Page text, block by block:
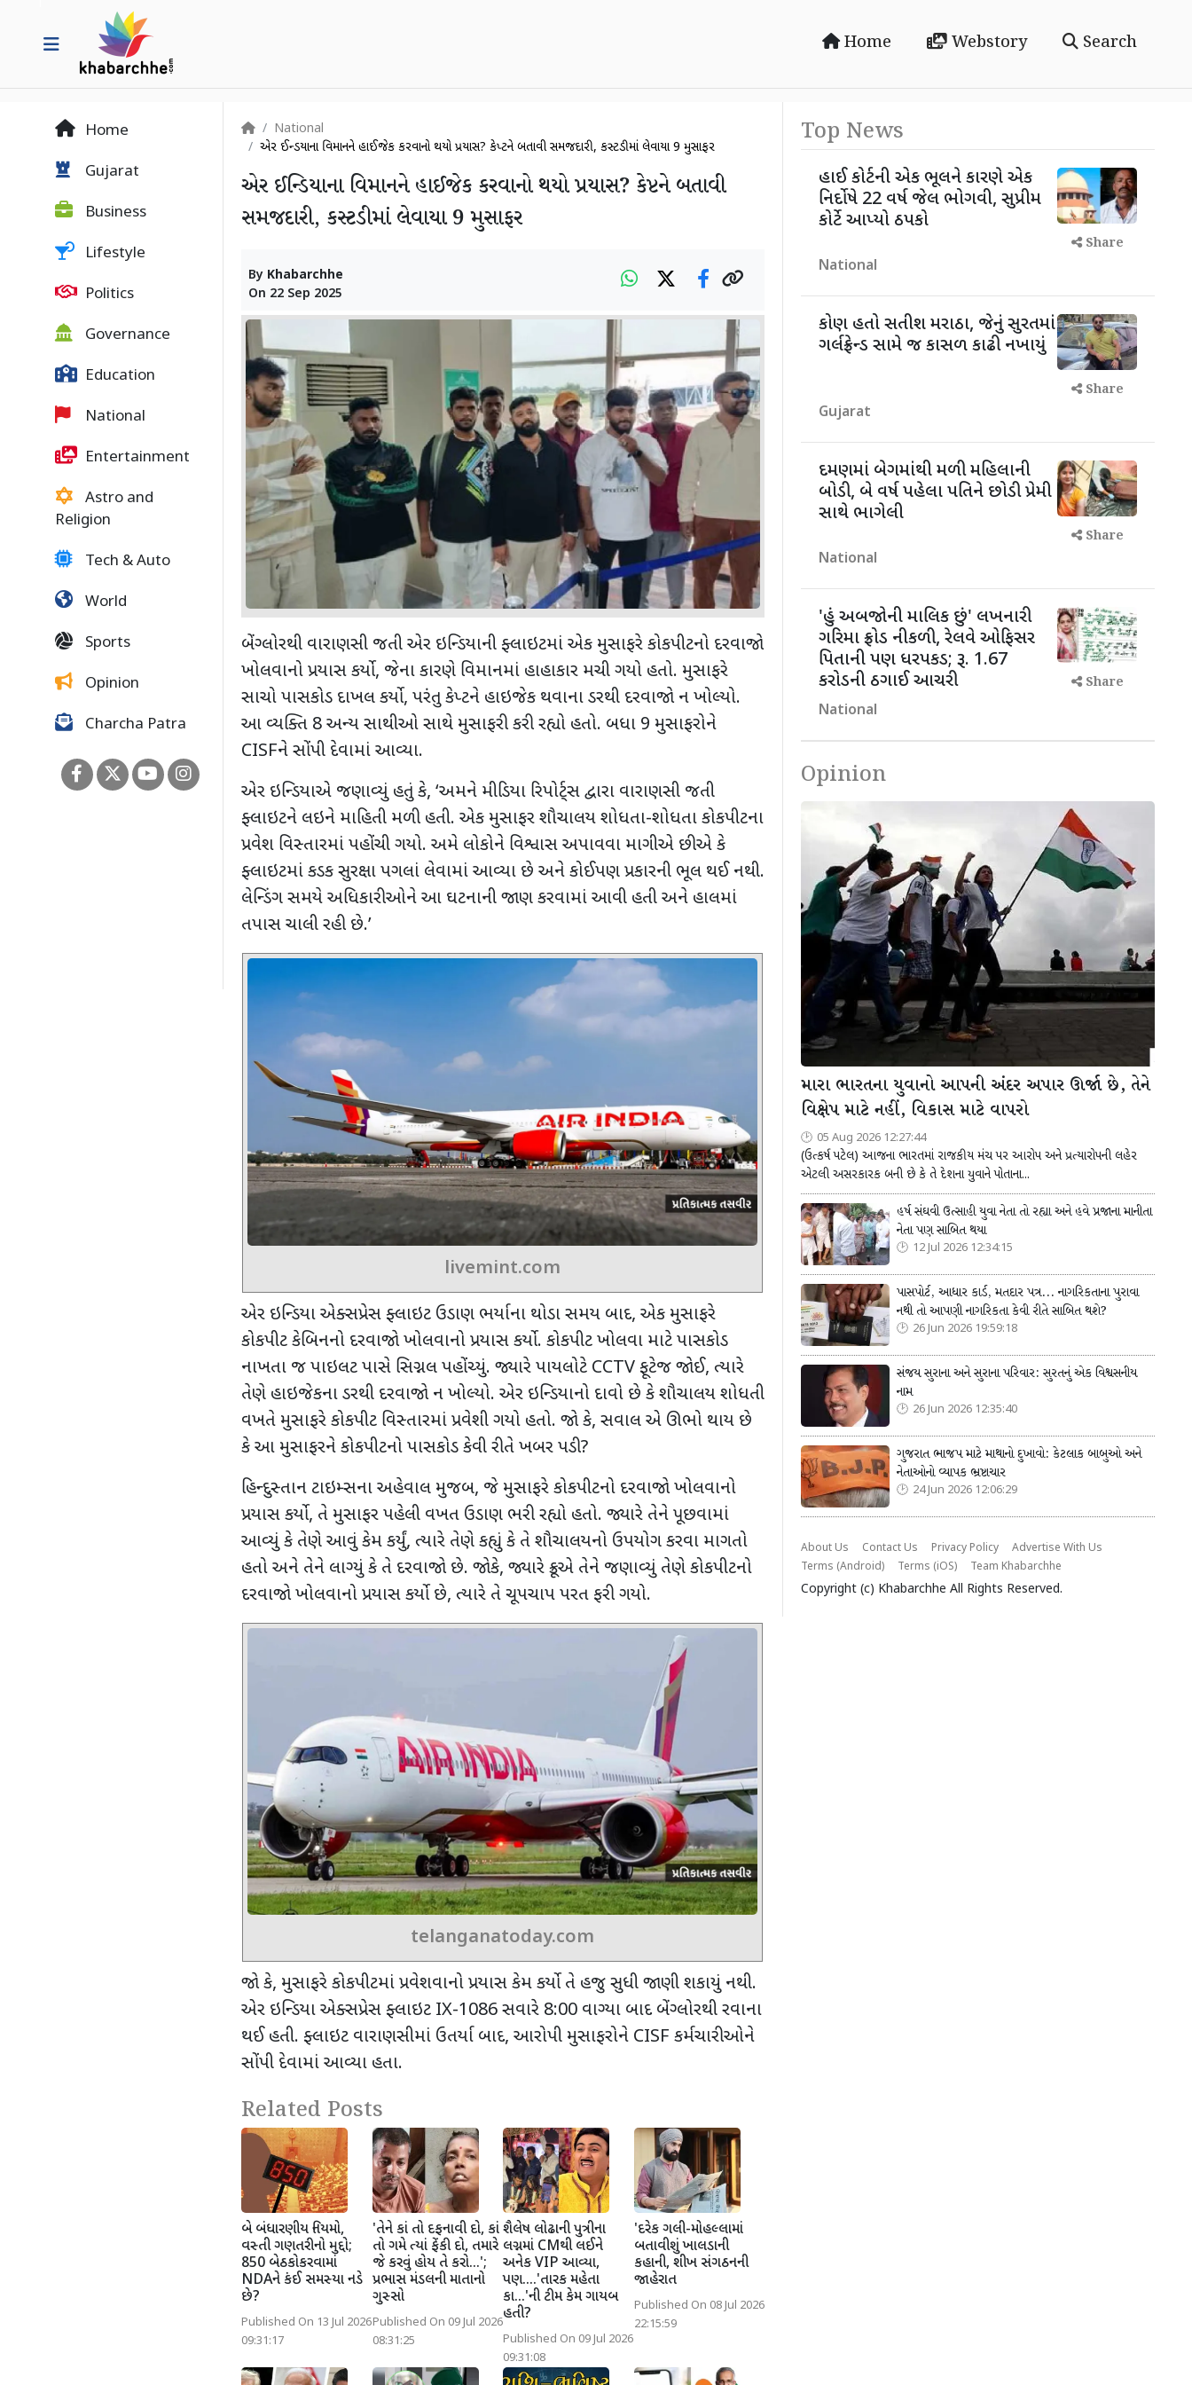
Home Webstory Search
Home
Gujarat
Business
Lifestyle
Politics
Governance
Education
National
Entertainment
Astro and
Religion
Tech & Auto
World
Sports
Opinion
Charcha Patra
National
એર ઈન્ડિયાના વિમાનને હાઈજેક કરવાનો થયો પ્રયાસ? કેપ્ટને બતાવી સમજદારી, કસ્ટડીમાં લેવાયા 9 મુસાફર
એર ઈન્ડિયાના વિમાનને હાઈજેક કરવાનો થયો પ્રયાસ? કેપ્ટને બતાવી
સમજદારી, કસ્ટડીમાં લેવાયા 9 મુસાફર
By Khabarchhe
On 22 Sep 2025
બેંગ્લોરથી વારાણસી જતી એર ઇન્ડિયાની ફ્લાઇટમાં એક મુસાફરે કોકપીટનો દરવાજો
ખોલવાનો પ્રયાસ કર્યો, જેના કારણે વિમાનમાં હાહાકાર મચી ગયો હતો. મુસાફરે
સાચો પાસકોડ દાખલ કર્યો, પરંતુ કેપ્ટને હાઇજેક થવાના ડરથી દરવાજો ન ખોલ્યો.
આ વ્યક્તિ 8 અન્ય સાથીઓ સાથે મુસાફરી કરી રહ્યો હતો. બધા 9 મુસાફરોને
CISFને સોંપી દેવામાં આવ્યા.
એર ઇન્ડિયાએ જણાવ્યું હતું કે, ‘અમને મીડિયા રિપોર્ટ્સ દ્વારા વારાણસી જતી
ફ્લાઇટને લઇને માહિતી મળી હતી. એક મુસાફર શૌચાલય શોધતા-શોધતા કોકપીટના
પ્રવેશ વિસ્તારમાં પહોંચી ગયો. અમે લોકોને વિશ્વાસ અપાવવા માગીએ છીએ કે
ફ્લાઇટમાં કડક સુરક્ષા પગલાં લેવામાં આવ્યા છે અને કોઈપણ પ્રકારની ભૂલ થઈ નથી.
લેન્ડિંગ સમયે અધિકારીઓને આ ઘટનાની જાણ કરવામાં આવી હતીઅને હાલમાં
તપાસ ચાલી રહી છે.’
livemint.com
એર ઇન્ડિયા એક્સપ્રેસ ફ્લાઇટ ઉડાણ ભર્યાના થોડા સમય બાદ, એક મુસાફરે
કોકપીટ કેબિનનો દરવાજો ખોલવાનો પ્રયાસ કર્યો. કોકપીટ ખોલવા માટે પાસકોડ
નાખતા જ પાઇલટ પાસે સિગ્નલ પહોંચ્યું. જ્યારે પાયલોટે CCTV ફૂટેજ જોઈ, ત્યારે
તેણે હાઇજેકના ડરથી દરવાજો ન ખોલ્યો. એર ઇન્ડિયાનો દાવો છે કે શૌચાલય શોધતી
વખતે મુસાફરે કોકપીટ વિસ્તારમાં પ્રવેશી ગયો હતો. જો કે, સવાલ એ ઊભો થાય છે
કે આ મુસાફરને કોકપીટનો પાસકોડ કેવી રીતે ખબર પડી?
હિન્દુસ્તાન ટાઇમ્સના અહેવાલ મુજબ, જે મુસાફરેકોકપીટનો દરવાજો ખોલવાનો
પ્રયાસ કર્યો, તે મુસાફર પહેલી વખત ઉડાણ ભરી રહ્યો હતો. જ્યારે તેને પૂછવામાં
આવ્યું કે તેણે આવું કેમ કર્યું, ત્યારે તેણે કહ્યું કે તે શૌચાલયનો ઉપયોગ કરવા માગતો
હતો અને તેને લાગ્યું કે તે દરવાજો છે. જોકે, જ્યારે ક્રૂએ તેને જણાવ્યું તેણે કોકપીટનો
દરવાજો ખોલવાનો પ્રયાસ કર્યો છે, ત્યારે તે ચૂપચાપ પરત ફરી ગયો.
telanganatoday.com
જો કે, મુસાફરે કોકપીટમાં પ્રવેશવાનો પ્રયાસ કેમ કર્યો તે હજુ સુધી જાણી શકાયું નથી.
એર ઇન્ડિયા એક્સપ્રેસ ફ્લાઇટ IX-1086સવારે 8:00 વાગ્યા બાદ બેંગ્લોરથી રવાના
થઈ હતી. ફ્લાઇટ વારાણસીમાં ઉતર્યા બાદ, આરોપી મુસાફરોને CISF કર્મચારીઓને
સોંપી દેવામાં આવ્યા હતા.
Related Posts
બે બંધારણીય નિયમો,
વસ્તી ગણતરીનો મુદ્દો;
850 બેઠકોકરવામાં
NDAને કંઈ સમસ્યા નડે
છે?
Published On 13 Jul 2026
09:31:17
'તેને કાં તો દફનાવી દો, કાં
તો ગમે ત્યાં ફેંકી દો, તમારે
જે કરવું હોય તે કરો...';
પ્રભાસ મંડલની માતાનો
ગુસ્સો
Published On 09 Jul 2026
08:31:25
શૈલેષ લોઢાની પુત્રીના
લગ્નમાં CMથી લઈને
અનેક VIP આવ્યા,
પણ....'તારક મહેતા
કા...'ની ટીમ કેમ ગાયબ
હતી?
Published On 09 Jul 2026
09:31:08
'દરેક ગલી-મોહલ્લામાં
બતાવીશું ખાલડાની
કહાની, શીખ સંગઠનની
જાહેરાત
Published On 08 Jul 2026
22:15:59
Top News
હાઈ કોર્ટની એક ભૂલને કારણે એક
નિર્દોષે 22 વર્ષ જેલ ભોગવી, સુપ્રીમ
કોર્ટે આપ્યો ઠપકો
National
Share
કોણ હતો સતીશ મરાઠા, જેનું સુરતમાં
ગર્લફ્રેન્ડ સામે જ કાસળ કાઢી નખાયું
Gujarat
Share
દમણમાં બેગમાંથી મળી મહિલાની
બોડી, બે વર્ષ પહેલા પતિને છોડી પ્રેમી
સાથે ભાગેલી
National
Share
'હું અબજોની માલિક છું' લખનારી
ગરિમા ફ્રોડ નીકળી, રેલવે ઓફિસર
પિતાની પણ ધરપકડ; રૂ. 1.67
કરોડની ઠગાઈ આચરી
National
Share
Opinion
મારા ભારતના યુવાનો આપની અંદર અપાર ઊર્જા છે, તેને
વિક્ષેપ માટે નહીં, વિકાસ માટે વાપરો
05 Aug 2026 12:27:44
(ઉત્કર્ષ પટેલ) આજના ભારતમાં રાજકીય મંચ પર આરોપ અને પ્રત્યારોપની લહેર
એટલી અસરકારક બની છે કે તે દેશના યુવાને પોતાના...
હર્ષ સંઘવી ઉત્સાહી યુવા નેતા તો રહ્યા અને હવે પ્રજાના માનીતા
નેતા પણ સાબિત થયા
12 Jul 2026 12:34:15
પાસપોર્ટ, આધાર કાર્ડ, મતદાર પત્ર... નાગરિકતાના પુરાવા
નથી તો આપણી નાગરિકતા કેવી રીતે સાબિત થશે?
26 Jun 2026 19:59:18
સંજય સુરાના અને સુરાના પરિવાર: સુરતનું એક વિશ્વસનીય
નામ
26 Jun 2026 12:35:40
ગુજરાત ભાજપ માટે માથાનો દુખાવો: કેટલાક બાબુઓ અને
નેતાઓનો વ્યાપક ભ્રષ્ટાચાર
24 Jun 2026 12:06:29
About Us Contact Us Privacy Policy
Advertise With Us
Terms (Android)
Terms (iOS) Team Khabarchhe
Copyright (c) Khabarchhe All Rights Reserved.